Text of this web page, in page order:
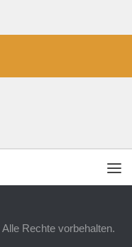
Rechte vorbehalten.